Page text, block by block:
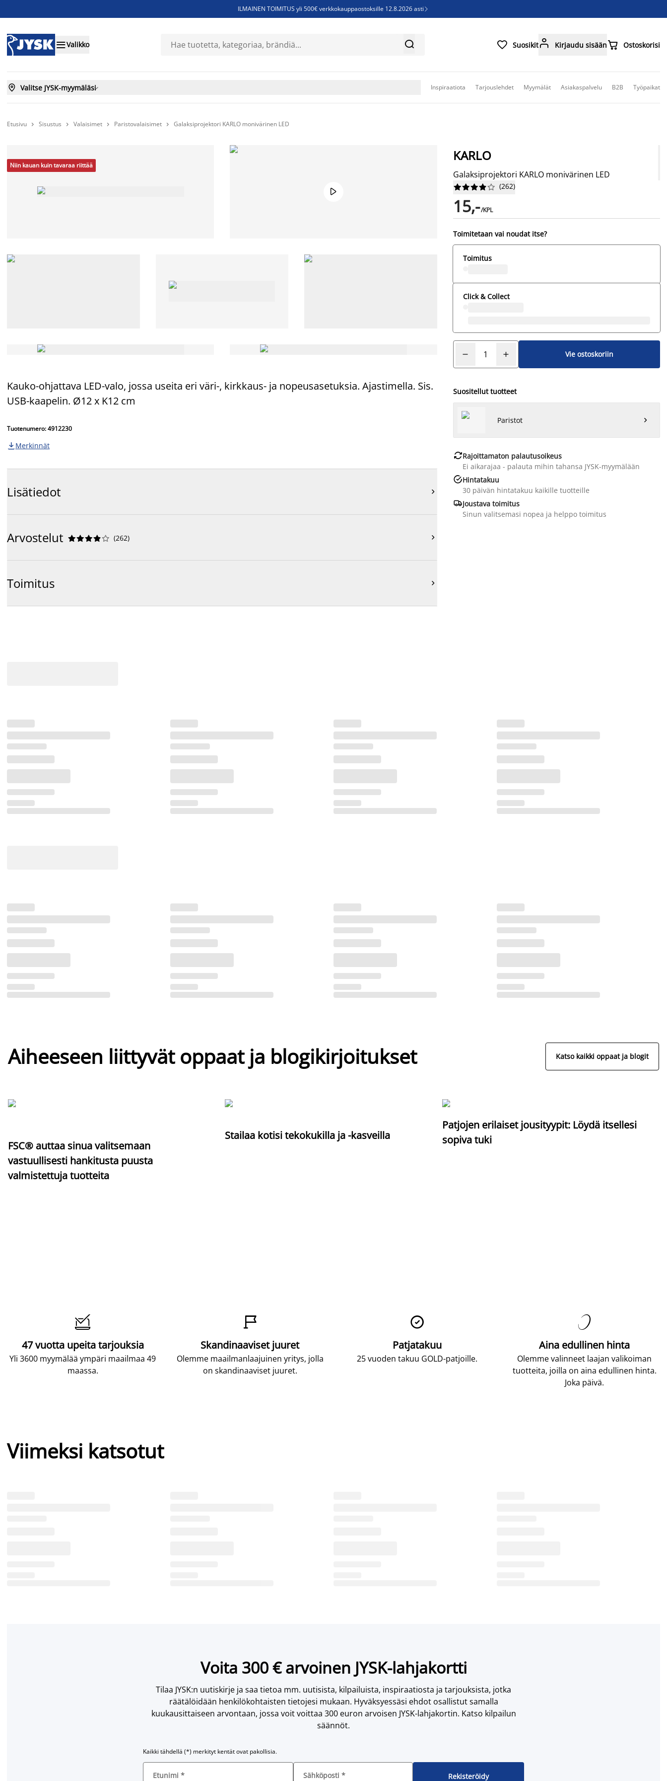
ILMAINEN TOIMITUS yli 500€ verkkokauppaostoksille 12.8.2026 asti 
Sijauspatjoja - Säästä jopa 60%
Valikko   Suosikit Kirjaudu sisään Ostoskorisi
 Valitse JYSK-myymäläsi Inspiraatiota Tarjouslehdet Myymälät Asiakaspalvelu B2B Työpaikat
Etusivu  Sisustus  Valaisimet  Paristovalaisimet  Galaksiprojektori KARLO monivärinen LED
Niin kauan kuin tavaraa riittää

Kauko-ohjattava LED-valo, jossa useita eri väri-, kirkkaus- ja nopeusasetuksia. Ajastimella. Sis.
USB-kaapelin. Ø12 x K12 cm
Tuotenumero: 4912230
 Merkinnät
Lisätiedot 
Arvostelut 




 (262) 
Toimitus 
KARLO
Galaksiprojektori KARLO monivärinen LED





 (262)
15,-/KPL
Toimitetaan vai noudat itse?
Toimitus
Click & Collect
Vie ostoskoriin
Suositellut tuotteet
Paristot 
Rajoittamaton palautusoikeus
Ei aikarajaa - palauta mihin tahansa JYSK-myymälään
Hintatakuu
30 päivän hintatakuu kaikille tuotteille
Joustava toimitus
Sinun valitsemasi nopea ja helppo toimitus
Aiheeseen liittyvät oppaat ja blogikirjoitukset Katso kaikki oppaat ja blogit
FSC® auttaa sinua valitsemaan
vastuullisesti hankitusta puusta
valmistettuja tuotteita
Stailaa kotisi tekokukilla ja -kasveilla
Patjojen erilaiset jousityypit: Löydä itsellesi
sopiva tuki

47 vuotta upeita tarjouksia
Yli 3600 myymälää ympäri maailmaa 49
maassa.

Skandinaaviset juuret
Olemme maailmanlaajuinen yritys, jolla
on skandinaaviset juuret.

Patjatakuu
25 vuoden takuu GOLD-patjoille.

Aina edullinen hinta
Olemme valinneet laajan valikoiman
tuotteita, joilla on aina edullinen hinta.
Joka päivä.
Viimeksi katsotut
Voita 300 € arvoinen JYSK-lahjakortti
Tilaa JYSK:n uutiskirje ja saa tietoa mm. uutisista, kilpailuista, inspiraatiosta ja tarjouksista, jotka
räätälöidään henkilökohtaisten tietojesi mukaan. Hyväksyessäsi ehdot osallistut samalla
kuukausittaiseen arvontaan, jossa voit voittaa 300 euron arvoisen JYSK-lahjakortin. Katso kilpailun
säännöt.
Kaikki tähdellä (*) merkityt kentät ovat pakollisia.
Etunimi * Sähköposti * Rekisteröidy